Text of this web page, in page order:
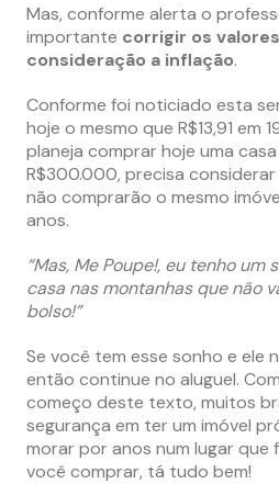
Mas, conforme alerta o
importante corrigir os
consideração a inflação.
Conforme foi noticiado esta
hoje o mesmo que R$13,91 em
planeja comprar hoje uma
R$300.000, precisa
não comprarão o mesmo
anos.
“Mas, Me Poupe!, eu tenho um
casa nas montanhas que não
bolso!”
Se você tem esse sonho e ele
então continue no aluguel.
começo deste texto, muitos
segurança em ter um imóvel
morar por anos num lugar
você comprar, tá tudo bem!